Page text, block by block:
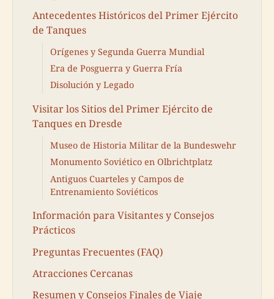
Antecedentes Históricos del Primer Ejército
de Tanques
Orígenes y Segunda Guerra Mundial
Era de Posguerra y Guerra Fría
Disolución y Legado
Visitar los Sitios del Primer Ejército de
Tanques en Dresde
Museo de Historia Militar de la Bundeswehr
Monumento Soviético en Olbrichtplatz
Antiguos Cuarteles y Campos de
Entrenamiento Soviéticos
Información para Visitantes y Consejos
Prácticos
Preguntas Frecuentes (FAQ)
Atracciones Cercanas
Resumen y Consejos Finales de Viaje